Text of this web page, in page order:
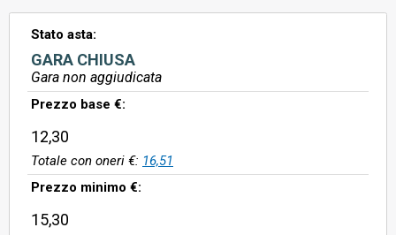
Stato asta:
GARA CHIUSA
Gara non aggiudicata
Prezzo base €:
12,30
Totale con oneri €: 16,51
Prezzo minimo €:
15,30